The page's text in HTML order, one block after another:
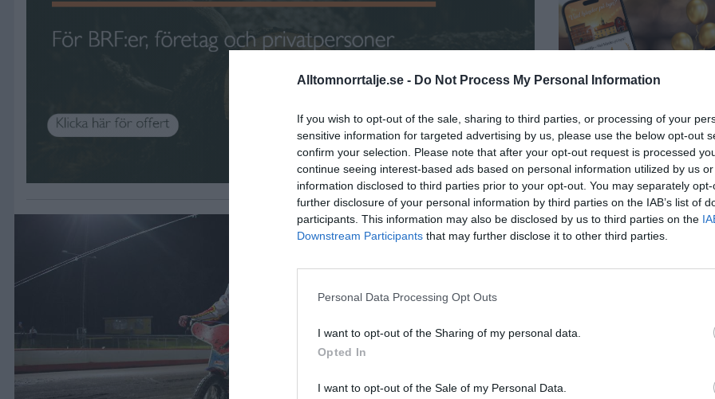
Alltomnorrtalje.se - Do Not Process My Personal Information
If you wish to opt-out of the sale, sharing to third parties, or processing of your
sensitive information for targeted advertising by us, please use the below opt-out
confirm your selection. Please note that after your opt-out request is processed
continue seeing interest-based ads based on personal information utilized by us
information disclosed to third parties prior to your opt-out. You may separately
further disclosure of your personal information by third parties on the IAB’s list of
participants. This information may also be disclosed by us to third parties on the
Downstream Participants that may further disclose it to other third parties.
Personal Data Processing Opt Outs
I want to opt-out of the Sharing of my personal data.
Opted In
I want to opt-out of the Sale of my Personal Data.
”Vad händer på
passerar 50 000
medlemmar
Näringsliv
Så många är